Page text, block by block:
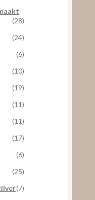
(28)
(24)
(6)
(10)
(19)
(11)
(11)
(17)
(6)
(25)
(7)